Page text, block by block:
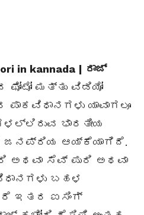
in kannada | ರಾಜ್
ಫೋಟೋ ಮತ್ತು ವಿಡಿಯೋ
ಪಾಕವಿಧಾನಗಳು ಯಾವಾಗಲೂ
ಭಾರತೀಯ
ಜನಪ್ರಿಯ ಆಯ್ಕೆಯಾಗಿದೆ.
ಅಥವಾ ಸೆವ್ ಪುರಿ ಅಥವಾ
ಬಹಳ
ಇತರ ಐಸಿಂಗ್